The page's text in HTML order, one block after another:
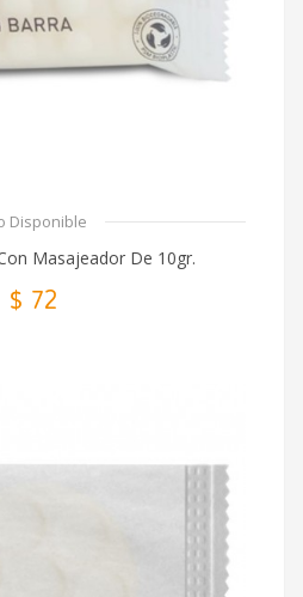
Disponible
Masajeador De 10gr.
$ 72